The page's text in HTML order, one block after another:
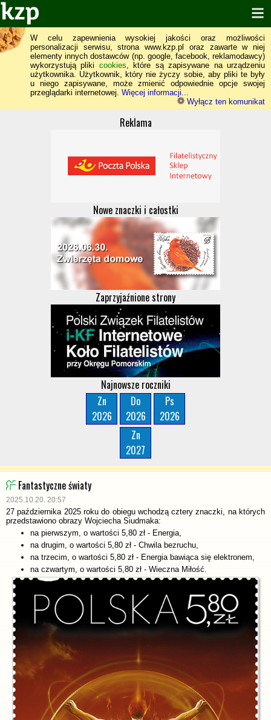
W celu zapewnienia wysokiej jakości oraz możliwości
personalizacji serwisu, strona www.kzp.pl oraz zawarte w niej
elementy innych dostawców (np. google, facebook, reklamodawcy)
wykorzystują pliki cookies, które są zapisywane na urządzeniu
użytkownika. Użytkownik, który nie życzy sobie, aby pliki te były
u niego zapisywane, może zmienić odpowiednie opcje swojej
przeglądarki internetowej. Więcej informacji...
Wyłącz ten komunikat
Reklama
Nowe znaczki i całostki
Zaprzyjaźnione strony
Najnowsze roczniki
Zn
2026
Do
2026
Ps
2026
Zn
2027
Fantastyczne światy
2025.10.20. 20:57
27 października 2025 roku do obiegu wchodzą cztery znaczki, na których
przedstawiono obrazy Wojciecha Siudmaka:
na pierwszym, o wartości 5,80 zł - Energia,
na drugim, o wartości 5,80 zł - Chwila bezruchu,
na trzecim, o wartości 5,80 zł - Energia bawiąca się elektronem,
na czwartym, o wartości 5,80 zł - Wieczna Miłość.